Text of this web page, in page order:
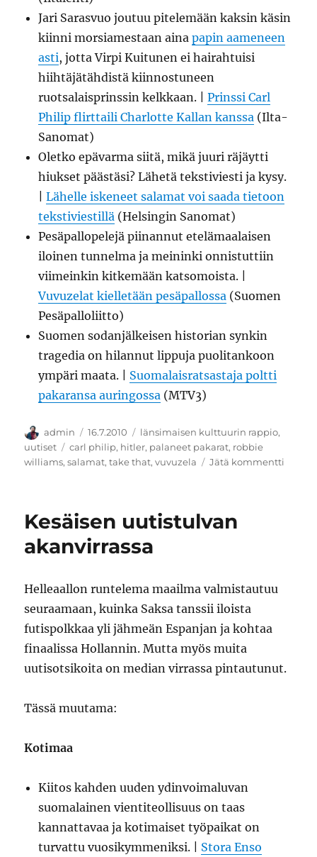
Jari Sarasvuo joutuu pitelemään kaksin käsin
kiinni morsiamestaan ainapapin aameneen
asti, jotta Virpi Kuitunen ei hairahtuisi
hiihtäjätähdistä kiinnostuneen
ruotsalaisprinssin kelkkaan. |Prinssi Carl
Philip flirttaili Charlotte Kallan kanssa (Ilta-
Sanomat)
Oletko epävarma siitä, mikä juuri räjäytti
hiukset päästäsi? Lähetä tekstiviesti ja kysy.
|Lähelle iskeneet salamat voi saada tietoon
tekstiviestillä (Helsingin Sanomat)
Pesäpallopelejä piinannut etelämaalaisen
iloinen tunnelma ja meininki onnistuttiin
viimeinkin kitkemään katsomoista. |
Vuvuzelat kielletään pesäpallossa (Suomen
Pesäpalloliitto)
Suomen sodanjälkeisen historian synkin
tragedia on hilannut lippuja puolitankoon
ympäri maata. | Suomalaisratsastaja poltti
pakaransa auringossa (MTV3)
Kirjoittaja
admin Julkaistu
16.7.2010 Kategoriat
länsimaisen kulttuurin rappio,
uutiset
Avainsanat
carl philip, hitler, palaneet pakarat, robbie
williams,salamat,take that,vuvuzela Jätä kommentti
Kesäisen uutistulvan
akanvirrassa
Helleaallon runtelema maailma valmistautuu
seuraamaan, kuinka Saksa tanssii iloista
futispolkkaa yli jähmeän Espanjan ja kohtaa
finaalissa Hollannin. Mutta myös muita
uutisotsikoita on median virrassa pintautunut.
Tässä muutama:
Kotimaa
Kiitos kahden uuden ydinvoimaluvan
suomalainen vientiteollisuus on taas
kannattavaa ja kotimaiset työpaikat on
turvattu vuosikymmeniksi. | Stora Enso